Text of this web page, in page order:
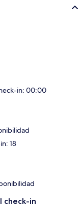
in: 00:00
18
check-in